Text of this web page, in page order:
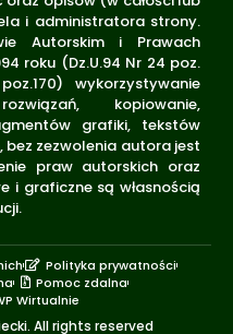
i administratora strony.
Autorskim i Prawach
roku (Dz.U.94 Nr 24 poz.
wykorzystywanie
kopiowanie,
grafiki, tekstów
zezwolenia autora jest
praw autorskich oraz
i graficzne są własnością
All rights reserved
Polityka prywatności
Pomoc zdalna
Wirtualnie